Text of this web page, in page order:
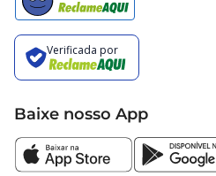
Baixe nosso App